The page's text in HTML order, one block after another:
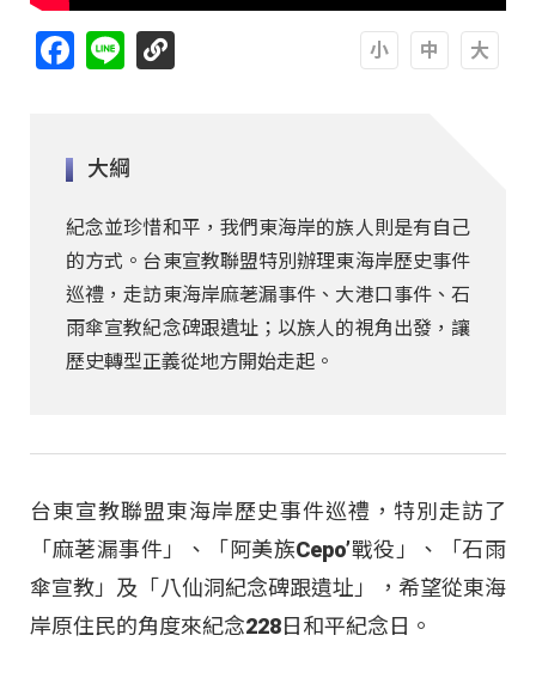
Facebook
Line
大綱
紀念並珍惜和平，我們東海岸的族人則是有自己
的方式。台東宣教聯盟特別辦理東海岸歷史事件
巡禮，走訪東海岸麻荖漏事件、大港口事件、石
雨傘宣教紀念碑跟遺址；以族人的視角出發，讓
歷史轉型正義從地方開始走起。
台東宣教聯盟東海岸歷史事件巡禮，特別走訪了
「麻荖漏事件」、「阿美族Cepo’戰役」、「石雨
傘宣教」及「八仙洞紀念碑跟遺址」，希望從東海
岸原住民的角度來紀念228日和平紀念日。